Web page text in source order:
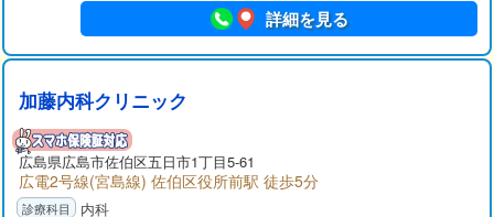
詳細を見る
加藤内科クリニック
広島県広島市佐伯区五日市1丁目5-61
広電2号線(宮島線) 佐伯区役所前駅 徒歩5分
内科